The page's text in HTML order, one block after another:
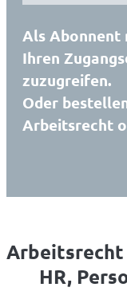
Als Abonnent
Ihren
zuzugreifen.
Oder
Arbeitsrecht
Arbeitsrecht
HR,